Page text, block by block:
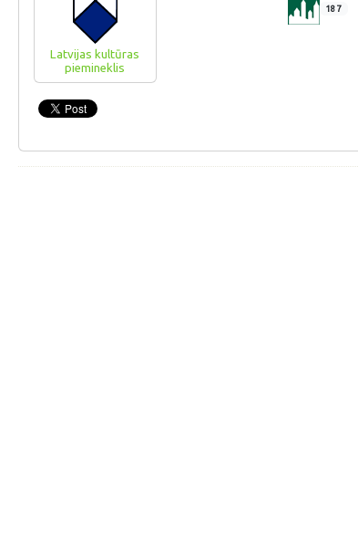
Latvijas kultūras
piemineklis
187